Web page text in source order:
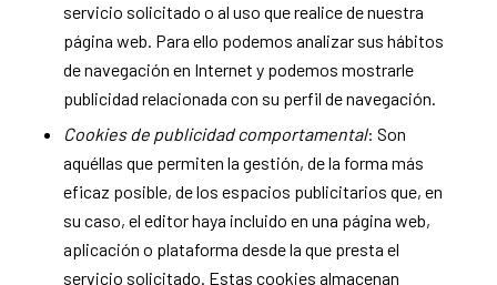
servicio solicitado o al uso que realice de nuestra
página web. Para ello podemos analizar sus hábitos
de navegación en Internet y podemos mostrarle
publicidad relacionada con su perfil de navegación.
Cookies de publicidad comportamental: Son
aquéllas que permiten la gestión, de la forma más
eficaz posible, de los espacios publicitarios que, en
su caso, el editor haya incluido en una página web,
aplicación o plataforma desde la que presta el
servicio solicitado. Estas cookies almacenan